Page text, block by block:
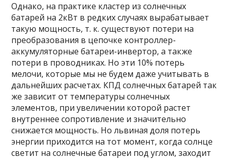
Однако, на практике кластер из солнечных
батарей на 2кВт в редких случаях вырабатывает
такую мощность, т. к. существуют потери на
преобразования в цепочке контроллер-
аккумуляторные батареи-инвертор, а также
потери в проводниках. Но эти 10% потерь
мелочи, которые мы не будем даже учитывать в
дальнейших расчетах. КПД солнечных батарей так
же зависит от температуры солнечных
элементов, при увеличении которой растет
внутреннее сопротивление и значительно
снижается мощность. Но львиная доля потерь
энергии приходится на тот момент, когда солнце
светит на солнечные батареи под углом, заходит